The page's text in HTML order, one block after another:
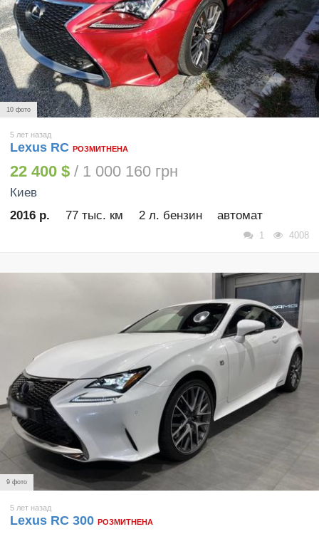
10 фото
5 лет назад
Lexus RC РОЗМИТНЕНА
22 400 $ / 1 000 160 грн
Киев
2016 р.
77 тыс. км 2 л. бензин автомат
1 4008
9 фото
5 лет назад
Lexus RC 300 РОЗМИТНЕНА